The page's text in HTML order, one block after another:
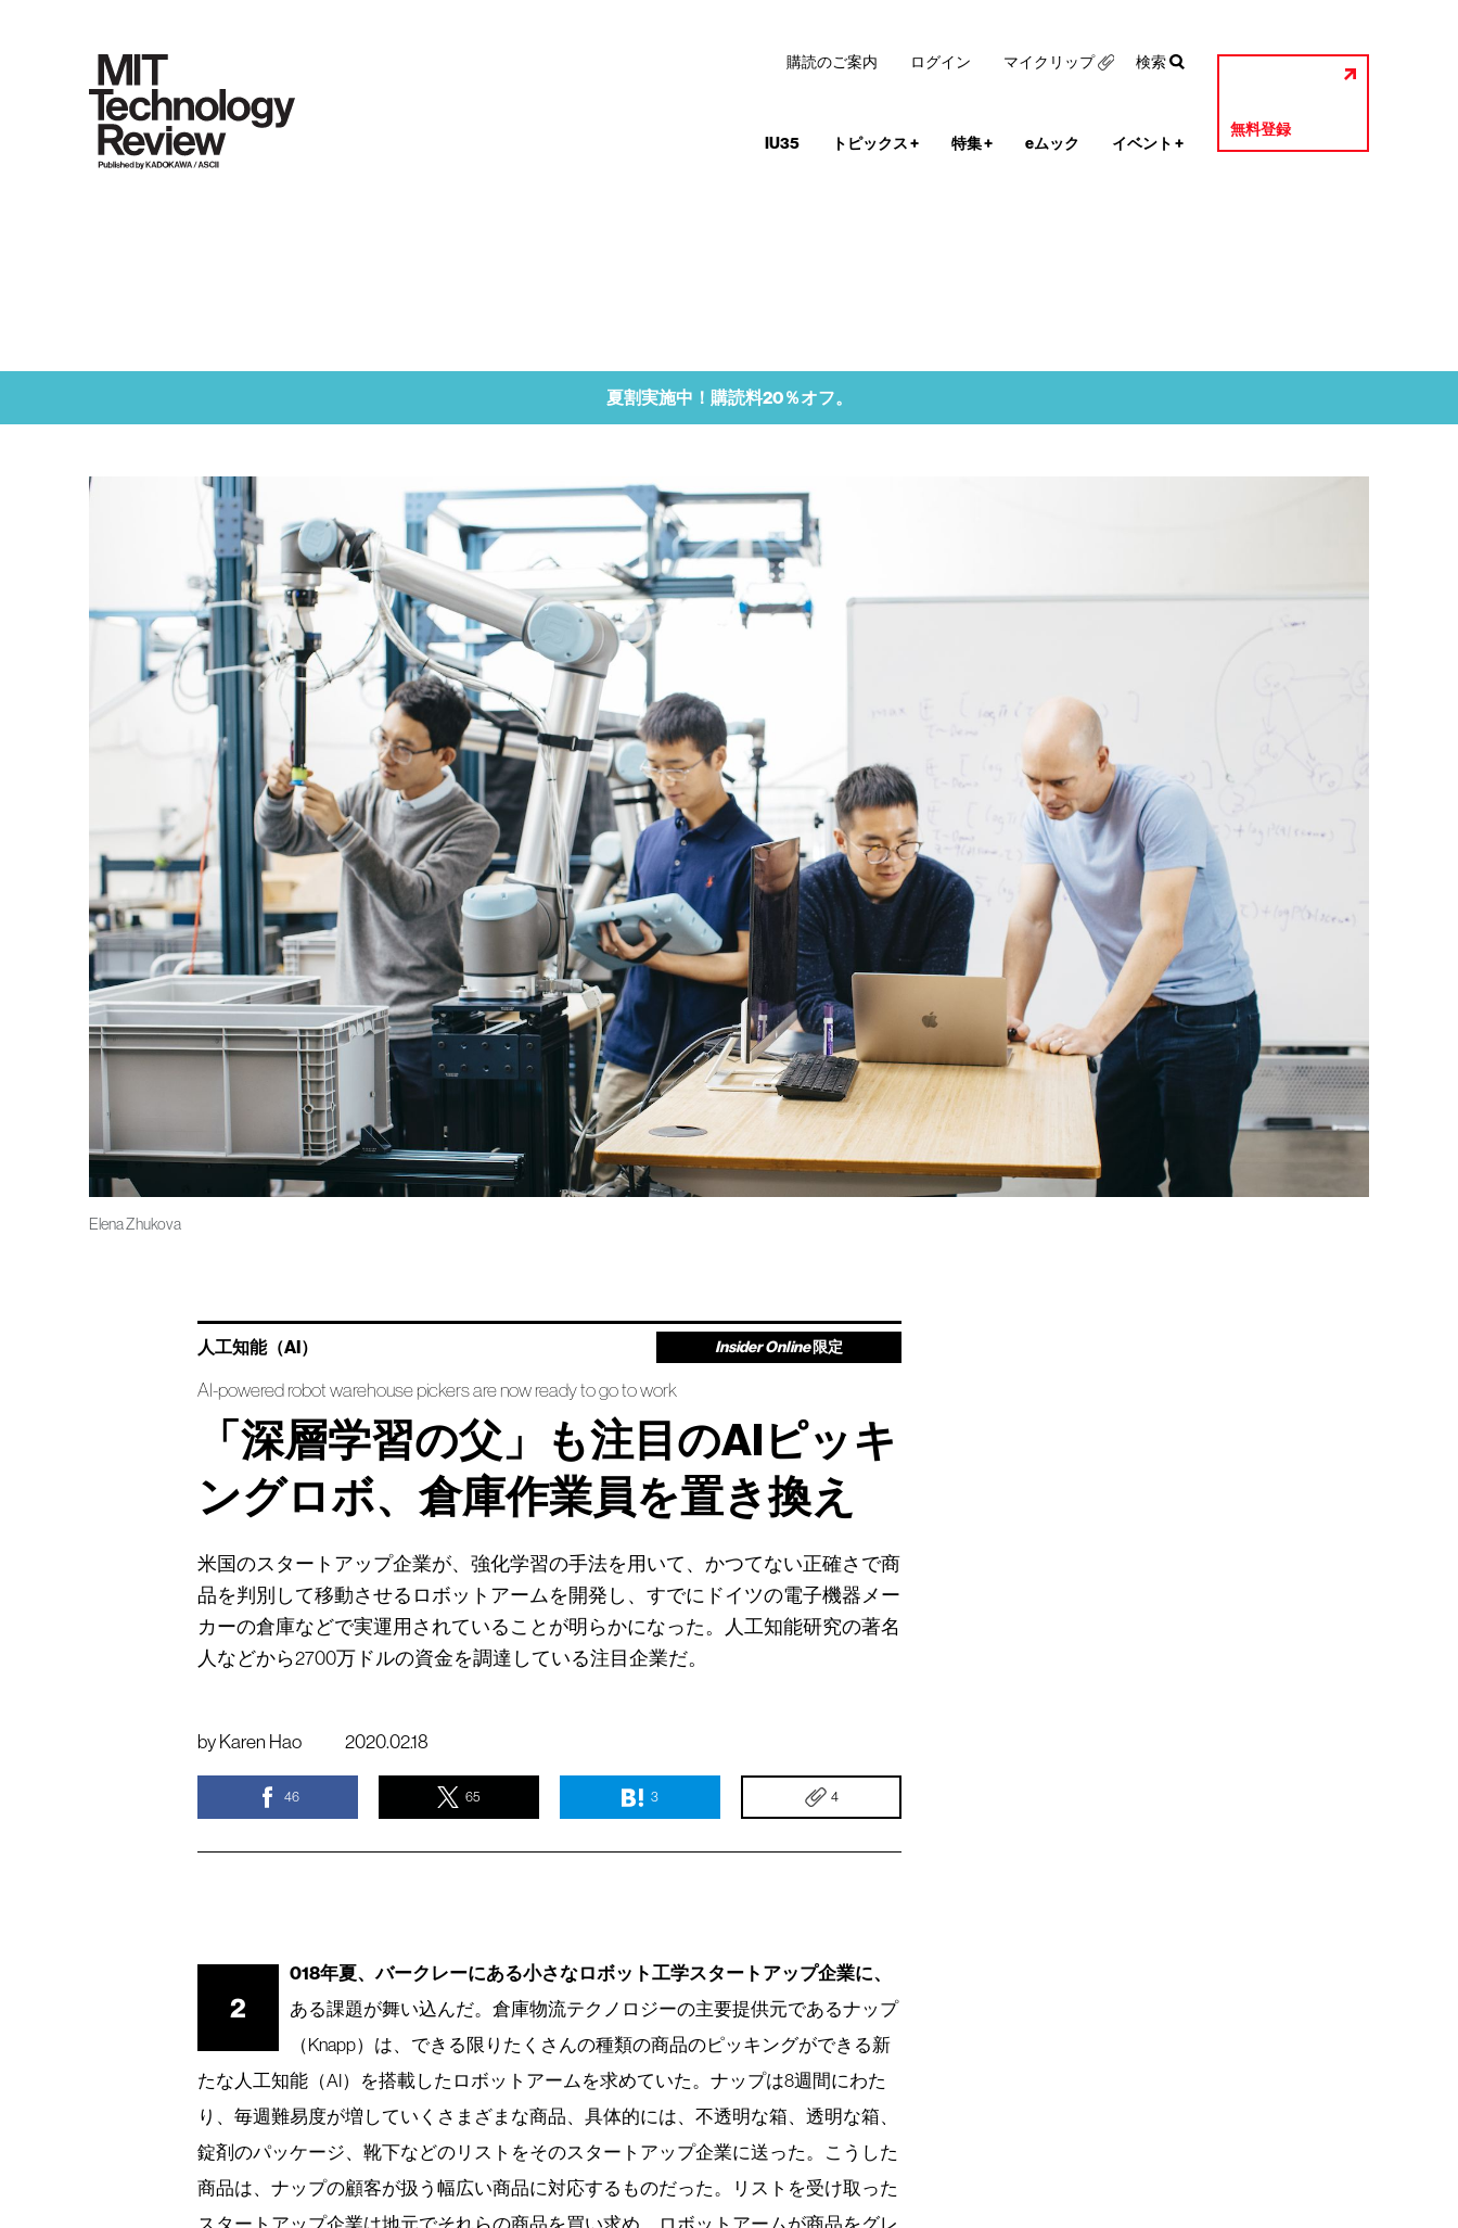
IU35 トピックス+ 特集+ eムック イベント +
無料登録
購読のご案内 ログイン マイクリップ 検索
夏割実施中！購読料20％オフ。
Elena Zhukova
人工知能（AI） Insider Online 限定
AI-powered robot warehouse pickers are now ready to go to work
「深層学習の父」も注目のAIピッキ
ングロボ、倉庫作業員を置き換え
米国のスタートアップ企業が、強化学習の手法を用いて、かつてない正確さで商
品を判別して移動させるロボットアームを開発し、すでにドイツの電子機器メー
カーの倉庫などで実運用されていることが明らかになった。人工知能研究の著名
人などから2700万ドルの資金を調達している注目企業だ。
by Karen Hao 2020.02.18
46 65 3 4
2
018年夏、バークレーにある小さなロボット工学スタートアップ企業に、
ある課題が舞い込んだ。倉庫物流テクノロジーの主要提供元であるナップ
（Knapp）は、できる限りたくさんの種類の商品のピッキングができる新
たな人工知能（AI）を搭載したロボットアームを求めていた。ナップは8週間にわた
り、毎週難易度が増していくさまざまな商品、具体的には、不透明な箱、透明な箱、
錠剤のパッケージ、靴下などのリストをそのスタートアップ企業に送った。こうした
商品は、ナップの顧客が扱う幅広い商品に対応するものだった。リストを受け取った